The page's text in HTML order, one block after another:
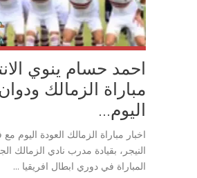
احمد حسام ينوي
مباراة الزمالك ودوان
اليوم...
اخبار مباراة الزمالك العودة اليوم
النيجر، بقيادة مدرب نادي الزمالك
المباراة في دوري ابطال افريقيا ...